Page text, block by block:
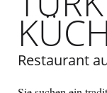
Restaurant